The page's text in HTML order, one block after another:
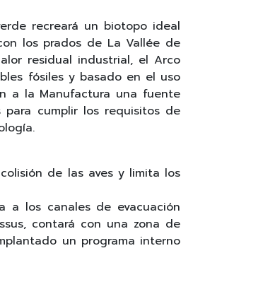
recreará un biotopo ideal
los prados de La Vallée de
residual industrial, el Arco
fósiles y basado en el uso
a la Manufactura una fuente
cumplir los requisitos de
de las aves y limita los
a los canales de evacuación
contará con una zona de
un programa interno